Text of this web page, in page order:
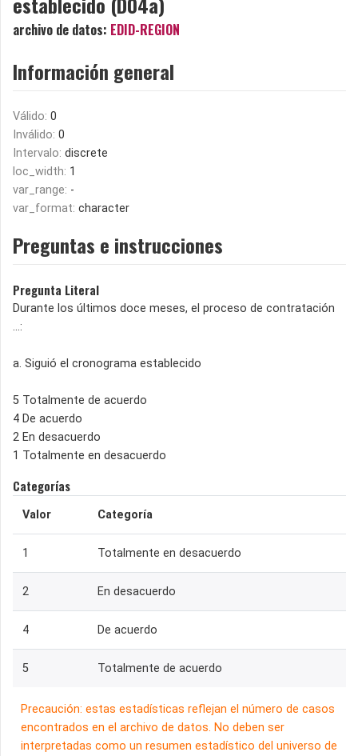
archivo de datos: EDID-REGION
Información general
Válido: 0
Inválido: 0
Intervalo: discrete
loc_width: 1
var_range: -
var_format: character
Preguntas e instrucciones
Pregunta Literal
Durante los últimos doce meses, el proceso de contratación
...:
a. Siguió el cronograma establecido
5 Totalmente de acuerdo
4 De acuerdo
2 En desacuerdo
1 Totalmente en desacuerdo
Categorías
Valor Categoría
1 Totalmente en desacuerdo
2 En desacuerdo
4 De acuerdo
5 Totalmente de acuerdo
Precaución: estas estadísticas reflejan el número de casos
encontrados en el archivo de datos. No deben ser
interpretadas como un resumen estadístico del universo de